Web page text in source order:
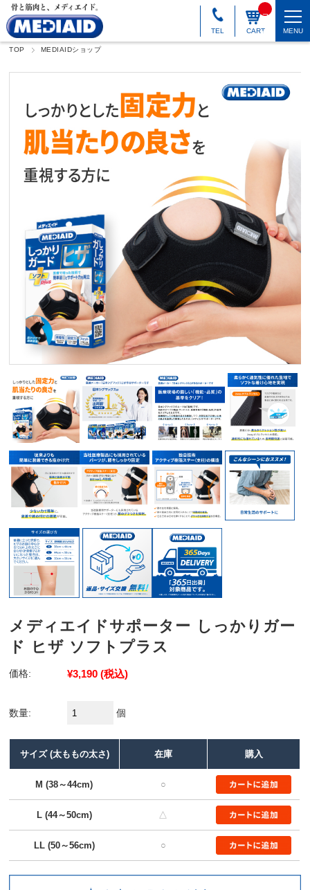
TEL CART
_I
M
_
_
_
MENU
TOP MEDIAIDショップ
メディエイドサポーター しっかりガー
ド ヒザ ソフトプラス
価格: ¥3,190 (税込)
数量: 個
サイズ (太ももの太さ) 在庫 購入
M (38～44cm) ○
L (44～50cm) △
LL (50～56cm) ○